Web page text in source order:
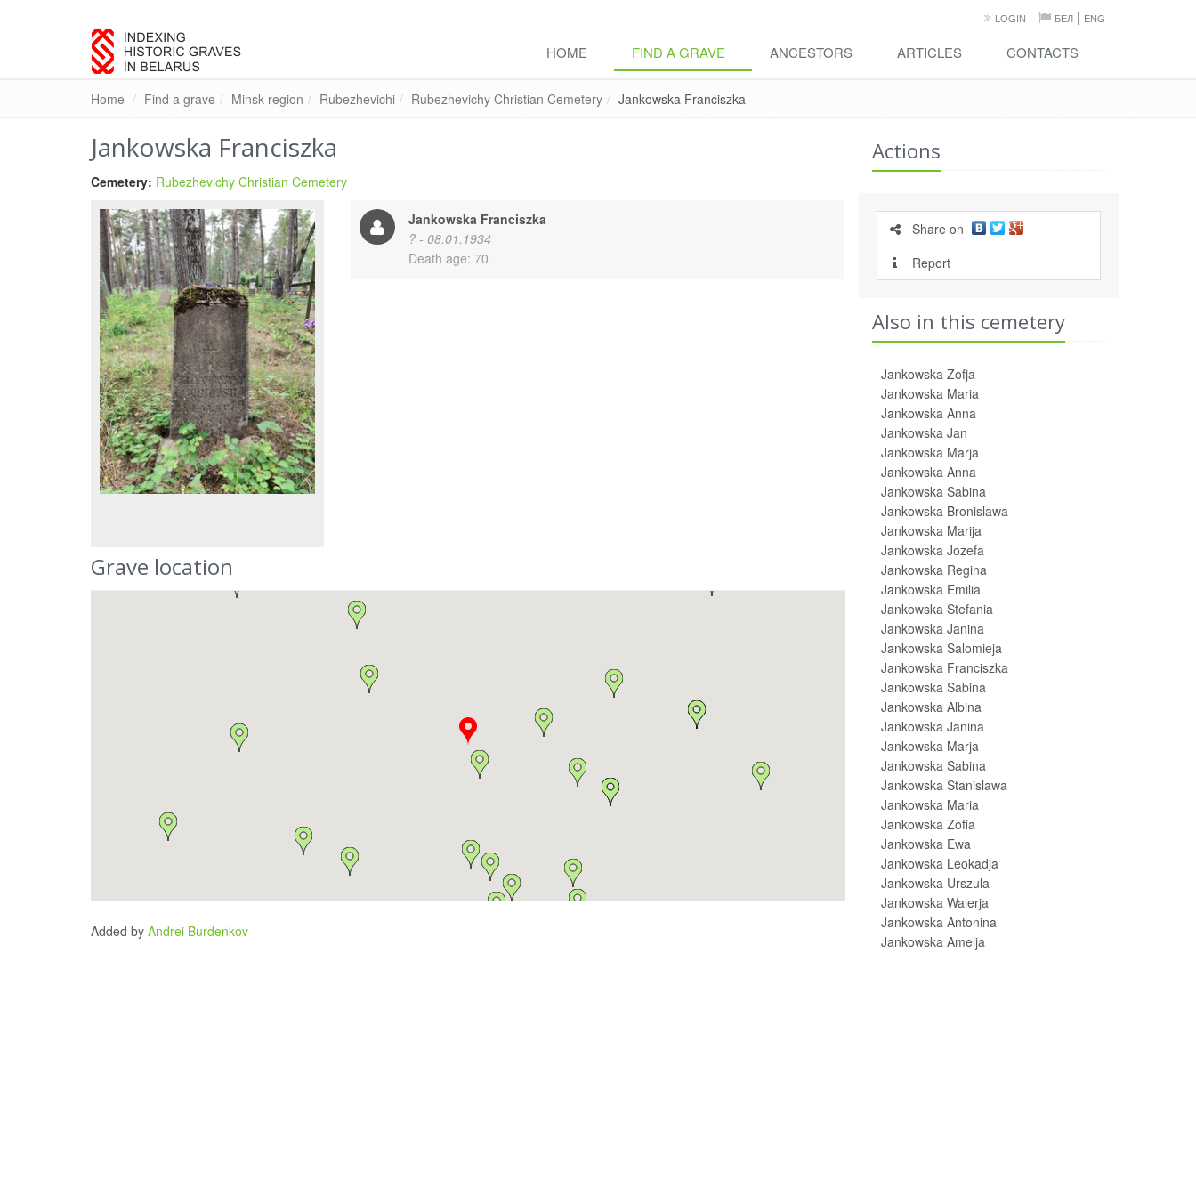
LOGIN БЕЛ | ENG
HOME FIND A GRAVE ANCESTORS ARTICLES CONTACTS
Home Find a grave Minsk region Rubezhevichi Rubezhevichy Christian Cemetery Jankowska Franciszka
Jankowska Franciszka
Cemetery: Rubezhevichy Christian Cemetery
Jankowska Franciszka
? - 08.01.1934
Death age: 70
Grave location
Added by Andrei Burdenkov
Actions
Share on
Report
Also in this cemetery
Jankowska Zofja
Jankowska Maria
Jankowska Anna
Jankowska Jan
Jankowska Marja
Jankowska Anna
Jankowska Sabina
Jankowska Bronislawa
Jankowska Marija
Jankowska Jozefa
Jankowska Regina
Jankowska Emilia
Jankowska Stefania
Jankowska Janina
Jankowska Salomieja
Jankowska Franciszka
Jankowska Sabina
Jankowska Albina
Jankowska Janina
Jankowska Marja
Jankowska Sabina
Jankowska Stanislawa
Jankowska Maria
Jankowska Zofia
Jankowska Ewa
Jankowska Leokadja
Jankowska Urszula
Jankowska Walerja
Jankowska Antonina
Jankowska Amelja